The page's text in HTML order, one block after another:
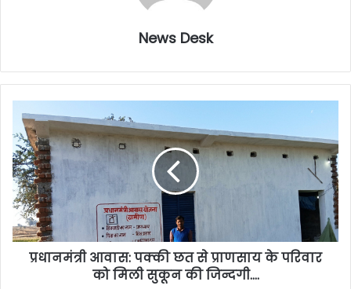
News Desk
प्रधानमंत्री आवास: पक्की छत से प्राणसाय के परिवार
को मिली सुकून की जिन्दगी….